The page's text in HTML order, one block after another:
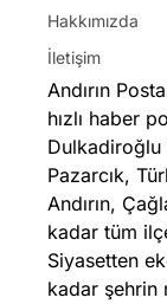
Hakkımızda
İletişim
Andırın
hızlı haber
Dulkadiroğlu
Pazarcık,
Andırın,
kadar tüm
Siyasetten
kadar şehrin